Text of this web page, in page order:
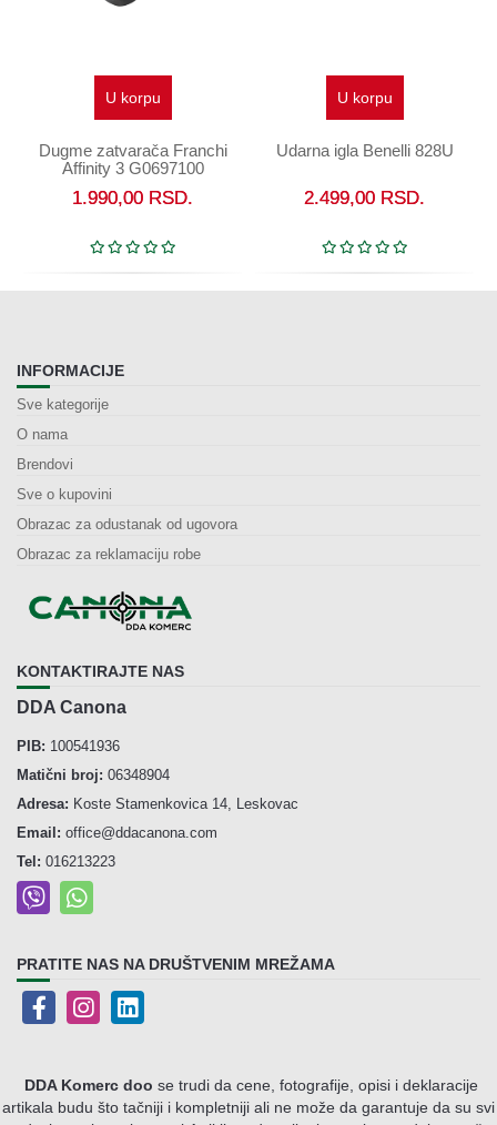
U korpu
Dugme zatvarača Franchi
Affinity 3 G0697100
1.990,00 RSD.
U korpu
Udarna igla Benelli 828U
2.499,00 RSD.
INFORMACIJE
Sve kategorije
O nama
Brendovi
Sve o kupovini
Obrazac za odustanak od ugovora
Obrazac za reklamaciju robe
KONTAKTIRAJTE NAS
DDA Canona
PIB: 100541936
Matični broj: 06348904
Adresa: Koste Stamenkovica 14, Leskovac
Email: office@ddacanona.com
Tel: 016213223
PRATITE NAS NA DRUŠTVENIM MREŽAMA
DDA Komerc doo se trudi da cene, fotografije, opisi i deklaracije
artikala budu što tačniji i kompletniji ali ne može da garantuje da su svi